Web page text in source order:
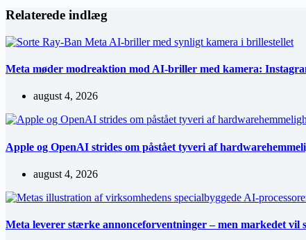
Relaterede indlæg
Meta møder modreaktion mod AI-briller med kamera:
august 4, 2026
Apple og OpenAI strides om påstået tyveri af
august 4, 2026
Meta leverer stærke annonceforventninger – men markedet vil